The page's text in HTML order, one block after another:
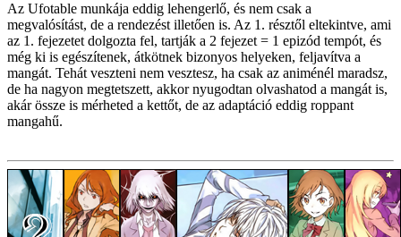
Az Ufotable munkája eddig lehengerlő, és nem csak a
megvalósítást, de a rendezést illetően is. Az 1. résztől eltekintve, ami
az 1. fejezetet dolgozta fel, tartják a 2 fejezet = 1 epizód tempót, és
még ki is egészítenek, átkötnek bizonyos helyeken, feljavítva a
mangát. Tehát veszteni nem vesztesz, ha csak az animénél maradsz,
de ha nagyon megtetszett, akkor nyugodtan olvashatod a mangát is,
akár össze is mérheted a kettőt, de az adaptáció eddig roppant
mangahű.